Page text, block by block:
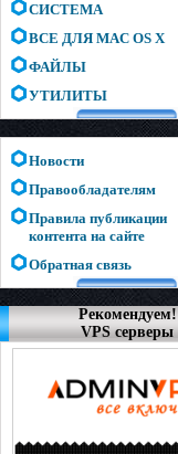
СИСТЕМА
ВСЕ ДЛЯ MAC OS X
ФАЙЛЫ
УТИЛИТЫ
Новости
Правообладателям
Правила публикации
контента на сайте
Обратная связь
Рекомендуем!
VPS серверы